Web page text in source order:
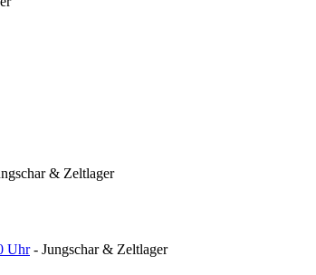
& Zeltlager
Uhr- Jungschar & Zeltlager